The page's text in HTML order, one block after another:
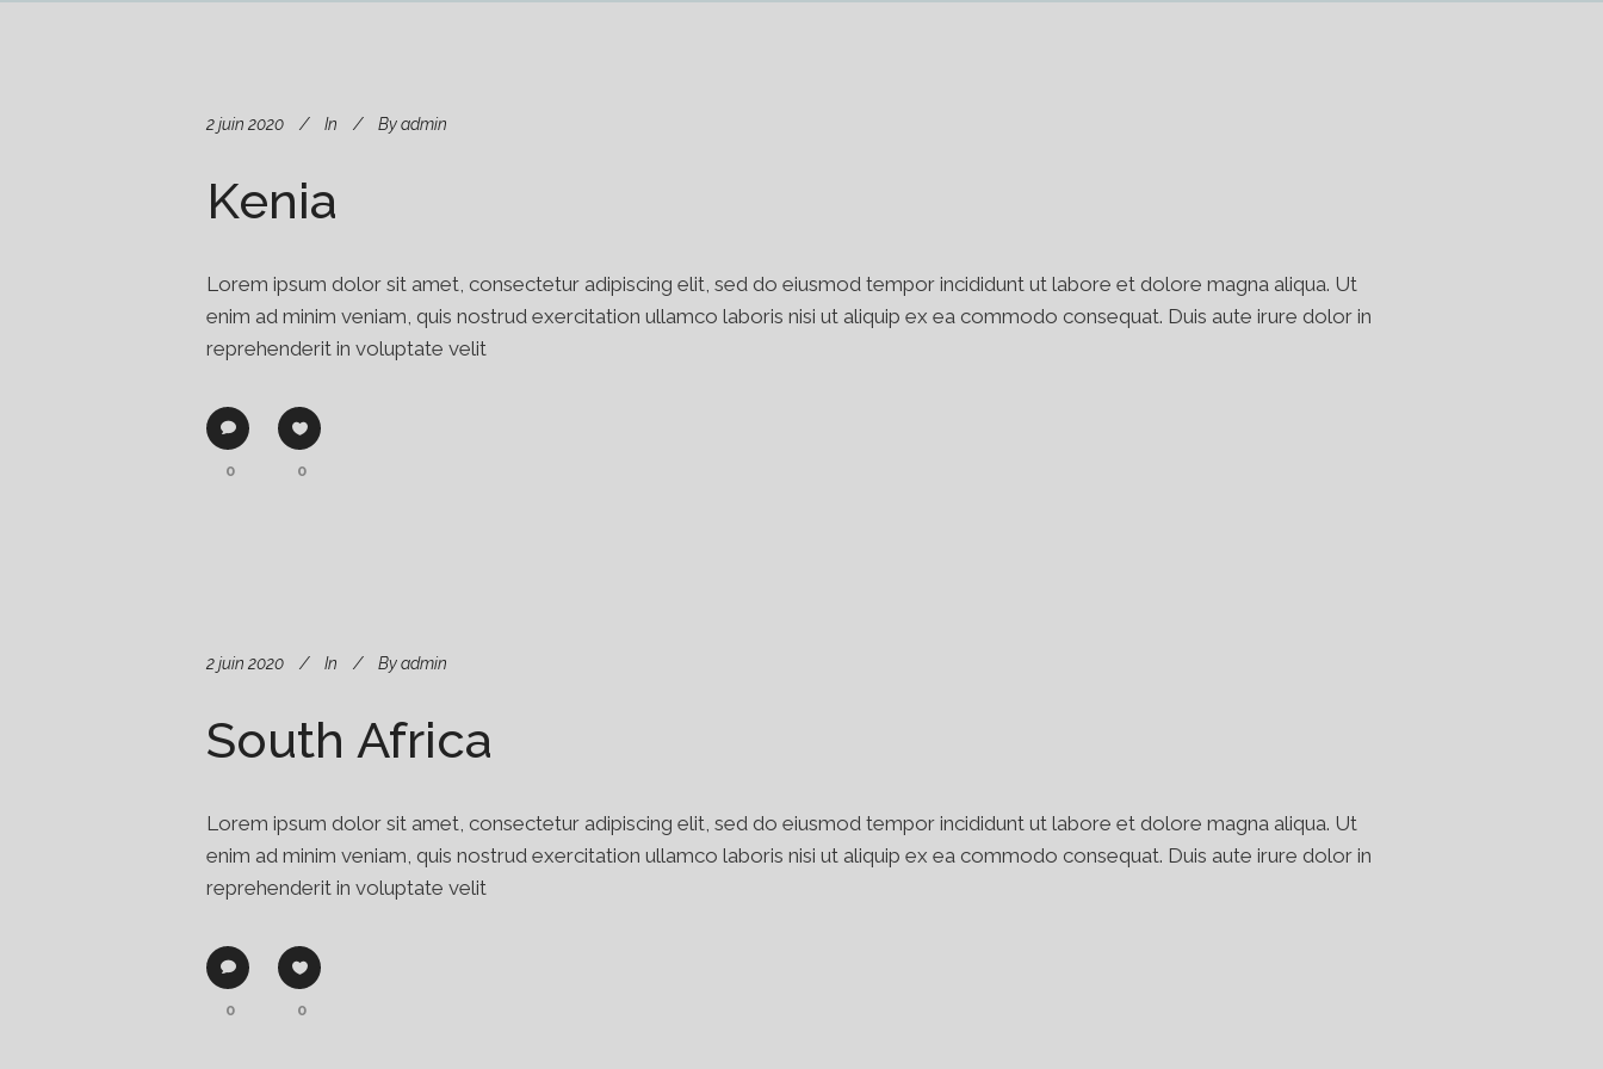
2 juin 2020 In Byadmin
Kenia
Lorem ipsum dolor sit amet, consectetur adipiscing elit, sed do eiusmod tempor incididunt ut labore et dolore magna aliqua. Ut
enim ad minim veniam, quis nostrud exercitation ullamco laboris nisi ut aliquip ex ea commodo consequat. Duis aute irure dolor in
reprehenderit in voluptate velit
0 0
2 juin 2020 In Byadmin
South Africa
Lorem ipsum dolor sit amet, consectetur adipiscing elit, sed do eiusmod tempor incididunt ut labore et dolore magna aliqua. Ut
enim ad minim veniam, quis nostrud exercitation ullamco laboris nisi ut aliquip ex ea commodo consequat. Duis aute irure dolor in
reprehenderit in voluptate velit
0 0